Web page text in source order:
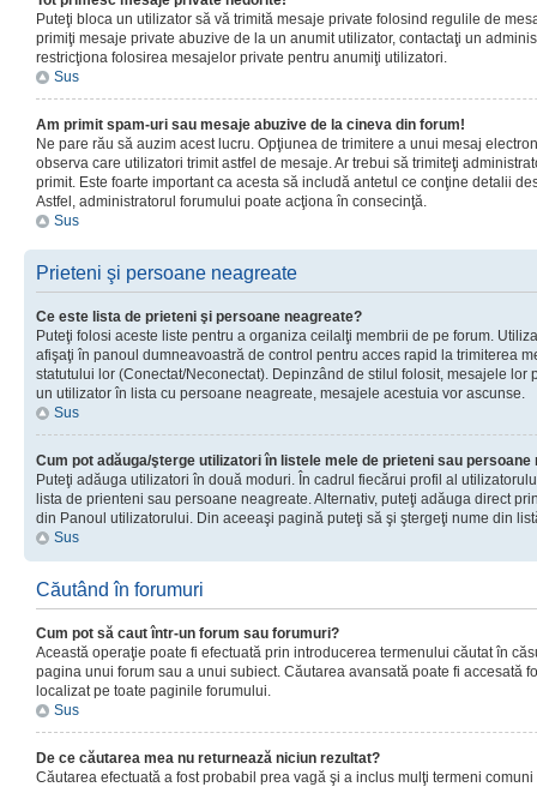
Puteţi bloca un utilizator să vă trimită mesaje private folosind regulile de
primiţi mesaje private abuzive de la un anumit utilizator, contactaţi un
restricţiona folosirea mesajelor private pentru anumiţi utilizatori.
Sus
Am primit spam-uri sau mesaje abuzive de la cineva din forum!
Ne pare rău să auzim acest lucru. Opţiunea de trimitere a unui mesaj
observa care utilizatori trimit astfel de mesaje. Ar trebui să trimiteţi
primit. Este foarte important ca acesta să includă antetul ce conţine detalii
Astfel, administratorul forumului poate acţiona în consecinţă.
Sus
Prieteni şi persoane neagreate
Ce este lista de prieteni şi persoane neagreate?
Puteţi folosi aceste liste pentru a organiza ceilalţi membrii de pe forum.
afişaţi în panoul dumneavoastră de control pentru acces rapid la trimiterea
statutului lor (Conectat/Neconectat). Depinzând de stilul folosit, mesajele lor
un utilizator în lista cu persoane neagreate, mesajele acestuia vor ascunse.
Sus
Cum pot adăuga/şterge utilizatori în listele mele de prieteni sau persoane
Puteţi adăuga utilizatori în două moduri. În cadrul fiecărui profil al
lista de prienteni sau persoane neagreate. Alternativ, puteţi adăuga direct
din Panoul utilizatorului. Din aceeaşi pagină puteţi să şi ştergeţi nume din
Sus
Căutând în forumuri
Cum pot să caut într-un forum sau forumuri?
Această operaţie poate fi efectuată prin introducerea termenului căutat în
pagina unui forum sau a unui subiect. Căutarea avansată poate fi accesată
localizat pe toate paginile forumului.
Sus
De ce căutarea mea nu returnează niciun rezultat?
Căutarea efectuată a fost probabil prea vagă şi a inclus mulţi termeni